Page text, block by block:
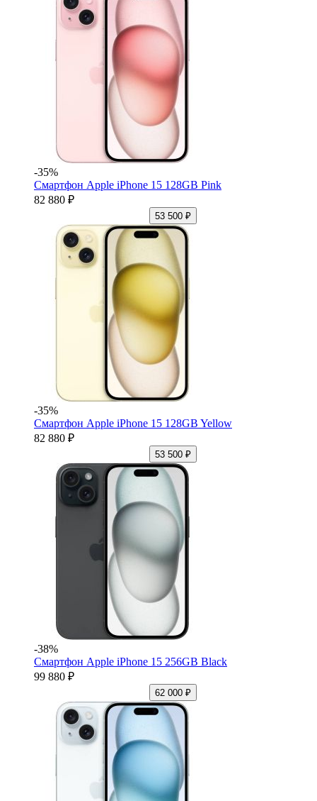
-35%
Смартфон Apple iPhone 15 128GB Pink
82 880 ₽
53 500 ₽
-35%
Смартфон Apple iPhone 15 128GB Yellow
82 880 ₽
53 500 ₽
-38%
Смартфон Apple iPhone 15 256GB Black
99 880 ₽
62 000 ₽